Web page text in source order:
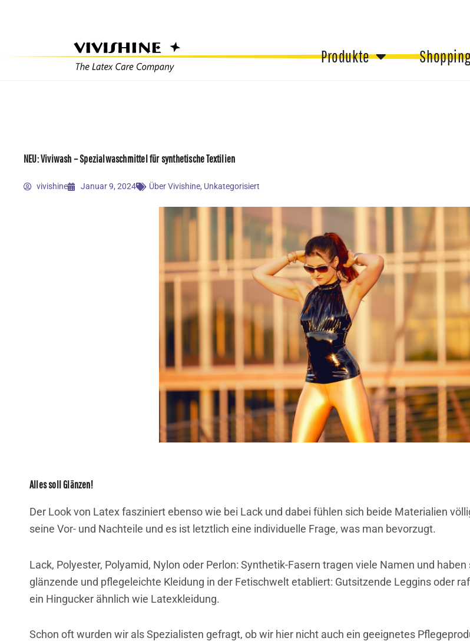
Produkte
NEU: Viviwash – Spezialwaschmittel für synthetische Textilien
vivishine Januar 9, 2024 Über Vivishine, Unkategorisiert
Alles soll Glänzen!
Der Look von Latex fasziniert ebenso wie bei Lack und dabei fühlen sich beide Materialien
seine Vor- und Nachteile und es ist letztlich eine individuelle Frage, was man bevorzugt.
Lack, Polyester, Polyamid, Nylon oder Perlon: Synthetik-Fasern tragen viele Namen und
glänzende und pflegeleichte Kleidung in der Fetischwelt etabliert: Gutsitzende Leggins oder
ein Hingucker ähnlich wie Latexkleidung.
Schon oft wurden wir als Spezialisten gefragt, ob wir hier nicht auch ein geeignetes